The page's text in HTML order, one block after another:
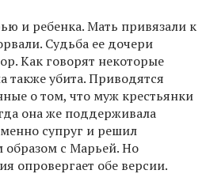
и ребенка. Мать привязали к
Судьба ее дочери
Как говорят некоторые
также убита. Приводятся
о том, что муж крестьянки
она же поддерживала
супруг и решил
образом с Марьей. Но
опровергает обе версии.